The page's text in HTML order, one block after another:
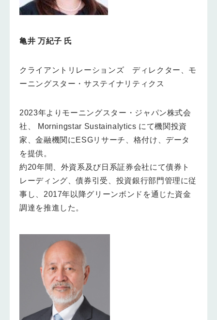
亀井 万紀子 氏
クライアントリレーションズ ディレクター、モ
ーニングスター・サステイナリティクス
2023年よりモーニングスター・ジャパン株式会
社、 Morningstar Sustainalytics にて機関投資
家、金融機関にESGリサーチ、格付け、データ
を提供。
約20年間、外資系及び日系証券会社にて債券ト
レーディング、債券引受、投資銀行部門管理に従
事し、2017年以降グリーンボンドを通じた資金
調達を推進した。